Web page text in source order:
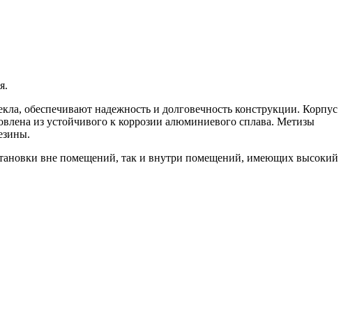
обеспечивают надежность и долговечность конструкции. Корпус
из устойчивого к коррозии алюминиевого сплава. Метизы
вне помещений, так и внутри помещений, имеющих высокий